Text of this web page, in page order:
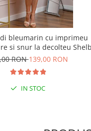
bleumarin cu imprimeu
si snur la decolteu
RON139,00 RON
IN STOC